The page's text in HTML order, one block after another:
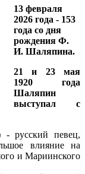
13 февраля
2026 года - 153
года со дня
рождения Ф.
И. Шаляпина.
21 и 23 мая
1920 года
Шаляпин
выступал с
русский певец,
влияние на
и Мариинского